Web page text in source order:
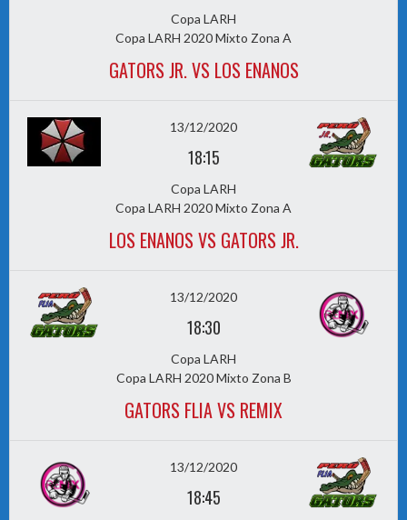
Copa LARH
Copa LARH 2020 Mixto Zona A
GATORS JR. VS LOS ENANOS
13/12/2020
18:15
Copa LARH
Copa LARH 2020 Mixto Zona A
LOS ENANOS VS GATORS JR.
13/12/2020
18:30
Copa LARH
Copa LARH 2020 Mixto Zona B
GATORS FLIA VS REMIX
13/12/2020
18:45